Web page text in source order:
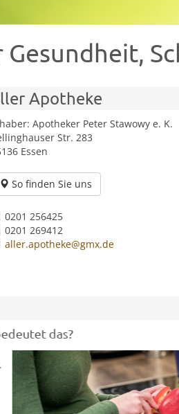
Gesundheit,
Apotheke
Apotheker Peter Stawowy e. K.
Str. 283
Essen
So finden Sie uns
0201 256425
0201 269412
aller.apotheke@gmx.de
hilft